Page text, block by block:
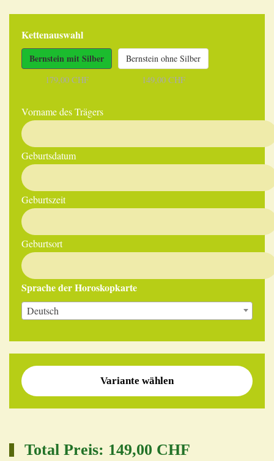
Kettenauswahl
Bernstein mit Silber
179,00 CHF
Bernstein ohne Silber
149,00 CHF
Vorname des Trägers
Geburtsdatum
Geburtszeit
Geburtsort
Sprache der Horoskopkarte
Deutsch
Variante wählen
Total Preis: 149,00 CHF